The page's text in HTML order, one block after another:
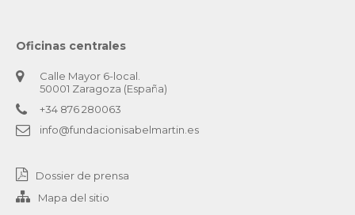
Oficinas centrales
Calle Mayor 6-local.
50001 Zaragoza (España)
+34 876 280063
info@fundacionisabelmartin.es
Dossier de prensa
Mapa del sitio